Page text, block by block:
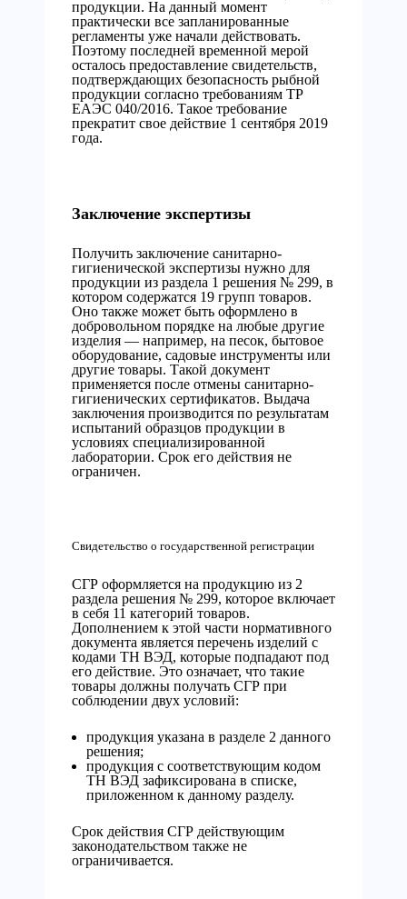
продукции. На данный момент
практически все запланированные
регламенты уже начали действовать.
Поэтому последней временной мерой
осталось предоставление свидетельств,
подтверждающих безопасность рыбной
продукции согласно требованиям ТР
ЕАЭС 040/2016. Такое требование
прекратит свое действие 1 сентября 2019
года.
Заключение экспертизы
Получить заключение санитарно-
гигиенической экспертизы нужно для
продукции из раздела 1 решения № 299, в
котором содержатся 19 групп товаров.
Оно также может быть оформлено в
добровольном порядке на любые другие
изделия — например, на песок, бытовое
оборудование, садовые инструменты или
другие товары. Такой документ
применяется после отмены санитарно-
гигиенических сертификатов. Выдача
заключения производится по результатам
испытаний образцов продукции в
условиях специализированной
лаборатории. Срок его действия не
ограничен.
Свидетельство о государственной регистрации
СГР оформляется на продукцию из 2
раздела решения № 299, которое включает
в себя 11 категорий товаров.
Дополнением к этой части нормативного
документа является перечень изделий с
кодами ТН ВЭД, которые подпадают под
его действие. Это означает, что такие
товары должны получать СГР при
соблюдении двух условий:
продукция указана в разделе 2 данного
решения;
продукция с соответствующим кодом
ТН ВЭД зафиксирована в списке,
приложенном к данному разделу.
Срок действия СГР действующим
законодательством также не
ограничивается.